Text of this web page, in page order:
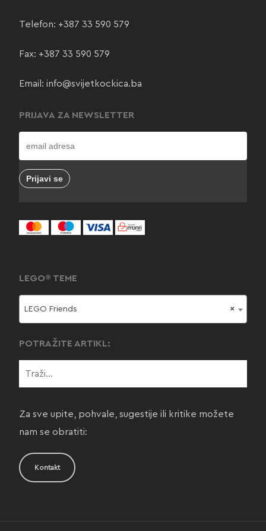
Telefon: +387 33 590 579
Fax: +387 33 590 579
Email: info@svijetkockica.ba
PRIJAVA ZA NEWSLETTER
LEGO® TEME
×
LEGO Friends
POTRAŽITE ARTIKL:
Za sve upite, pohvale, sugestije ili kritike možete
nam se obratiti:
Kontakt